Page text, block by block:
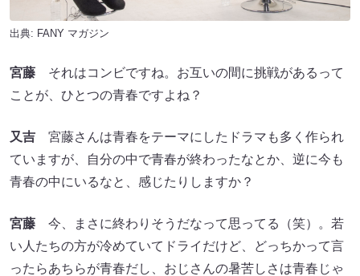
出典: FANY マガジン
宮藤 それはコンビですね。お互いの間に挑戦があるって
ことが、ひとつの青春ですよね？
又吉 宮藤さんは青春をテーマにしたドラマも多く作られ
ていますが、自分の中で青春が終わったなとか、逆に今も
青春の中にいるなと、感じたりしますか？
宮藤 今、まさに終わりそうだなって思ってる（笑）。若
い人たちの方が冷めていてドライだけど、どっちかって言
ったらあちらが青春だし、おじさんの暑苦しさは青春じゃ